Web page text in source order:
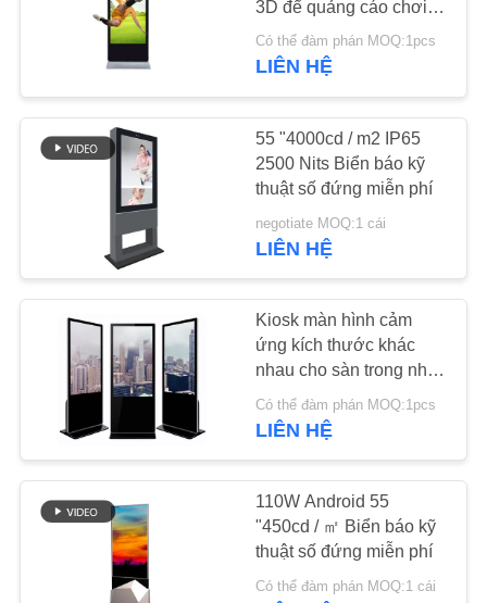
TRANG
PRIVACY
3D để quảng cáo chơi
tất cả trong một thiết kế
Có thể đàm phán MOQ:1pcs
LIÊN HỆ
55 "4000cd / m2 IP65
2500 Nits Biển báo kỹ
thuật số đứng miễn phí
negotiate MOQ:1 cái
LIÊN HỆ
Kiosk màn hình cảm
ứng kích thước khác
nhau cho sàn trong nhà
Loại đứng 43 inch
Có thể đàm phán MOQ:1pcs
LIÊN HỆ
110W Android 55
"450cd / ㎡ Biển báo kỹ
thuật số đứng miễn phí
Có thể đàm phán MOQ:1 cái